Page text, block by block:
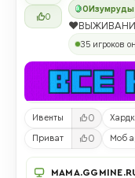
0
0Изумруды
35 игроков
Ивенты 0
Приват 0 Моб